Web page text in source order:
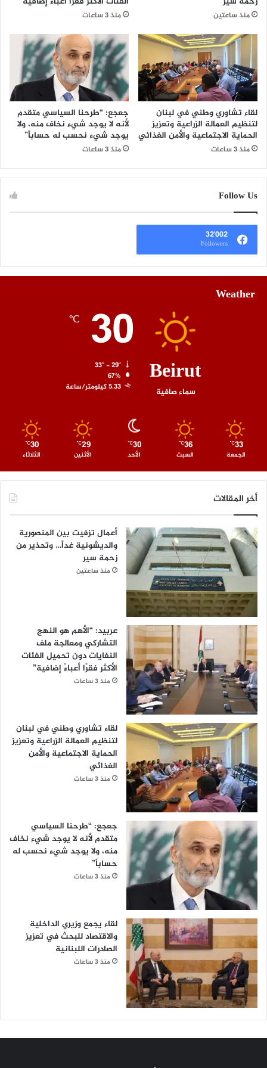
منذ ساعتين منذ 3 ساعات
لقاء تشاوري وطني في لبنان
لتنظيم العمالة الزراعية وتعزيز
الحماية الاجتماعية والأمن الغذائي
منذ 3 ساعات
​جعجع: “طرحنا السياسي متقدم
لأنه لا يوجد شيء نخاف منه، ولا
يوجد شيء نحسب له حساباً”
منذ 3 ساعات
Follow Us
32٬002
Followers
Weather
Beirut
سماء صافية
30
℃
67%
5.33 كيلومتر/ساعة
33
℃
الجمعة
36
℃
السبت
30
℃
الأحد
29
℃
الأثنين
30
℃
الثلاثاء
أخر المقالات
أعمال تزفيت بين المنصورية
والديشونية غداً… وتحذير من
زحمة سير
منذ ساعتين
عربيد: “الأهم هو النهج
التشاركي ومعالجة ملف
النفايات دون تحميل الفئات
الأكثر فقرًا أعباءً إضافية”
منذ 3 ساعات
لقاء تشاوري وطني في لبنان
لتنظيم العمالة الزراعية وتعزيز
الحماية الاجتماعية والأمن
الغذائي
منذ 3 ساعات
​جعجع: “طرحنا السياسي
متقدم لأنه لا يوجد شيء نخاف
منه، ولا يوجد شيء نحسب له
حساباً”
منذ 3 ساعات
لقاء يجمع وزيري الداخلية
والاقتصاد للبحث في تعزيز
الصادرات اللبنانية
منذ 3 ساعات